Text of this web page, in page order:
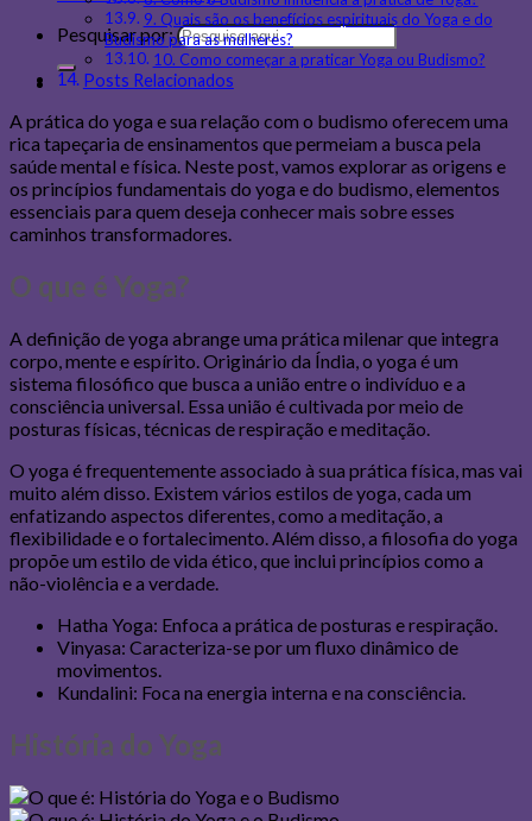
Pesquisar por:
9. Quais são os benefícios espirituais do Yoga e do
Budismo para as mulheres?
10. Como começar a praticar Yoga ou Budismo?
Posts Relacionados
A prática do yoga e sua relação com o budismo oferecem uma
rica tapeçaria de ensinamentos que permeiam a busca pela
saúde mental e física. Neste post, vamos explorar as origens e
os princípios fundamentais do yoga e do budismo, elementos
essenciais para quem deseja conhecer mais sobre esses
caminhos transformadores.
O que é Yoga?
A definição de yoga abrange uma prática milenar que integra
corpo, mente e espírito. Originário da Índia, o yoga é um
sistema filosófico que busca a união entre o indivíduo e a
consciência universal. Essa união é cultivada por meio de
posturas físicas, técnicas de respiração e meditação.
O yoga é frequentemente associado à sua prática física, mas vai
muito além disso. Existem vários estilos de yoga, cada um
enfatizando aspectos diferentes, como a meditação, a
flexibilidade e o fortalecimento. Além disso, a filosofia do yoga
propõe um estilo de vida ético, que inclui princípios como a
não-violência e a verdade.
Hatha Yoga: Enfoca a prática de posturas e respiração.
Vinyasa: Caracteriza-se por um fluxo dinâmico de
movimentos.
Kundalini: Foca na energia interna e na consciência.
História do Yoga